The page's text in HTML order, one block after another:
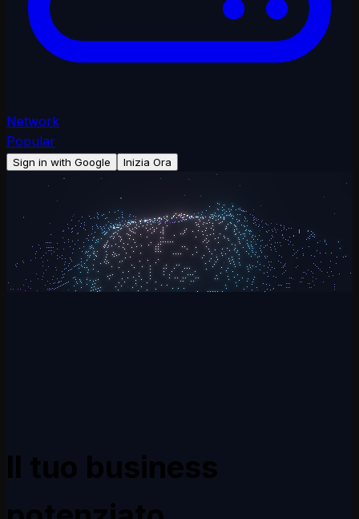
Network
Popular
Sign in with Google Inizia Ora
Il tuo business